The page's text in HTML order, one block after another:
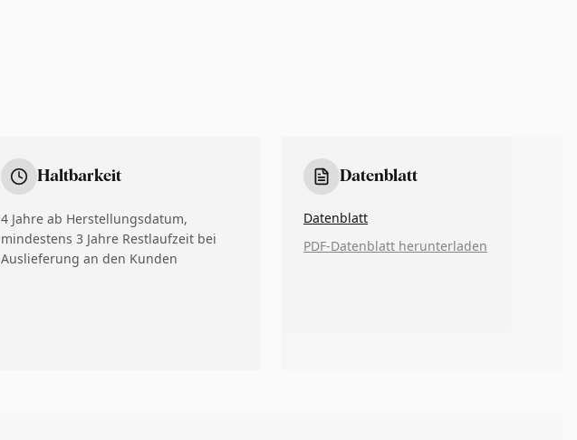
Haltbarkeit
4 Jahre ab Herstellungsdatum,
mindestens 3 Jahre Restlaufzeit bei
Auslieferung an den Kunden
Datenblatt
Datenblatt
PDF-Datenblatt herunterladen